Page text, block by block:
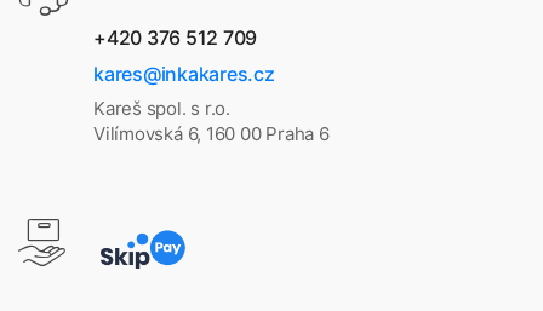
+420 376 512 709
kares@inkakares.cz
Kareš spol. s r.o.
Vilímovská 6, 160 00 Praha 6